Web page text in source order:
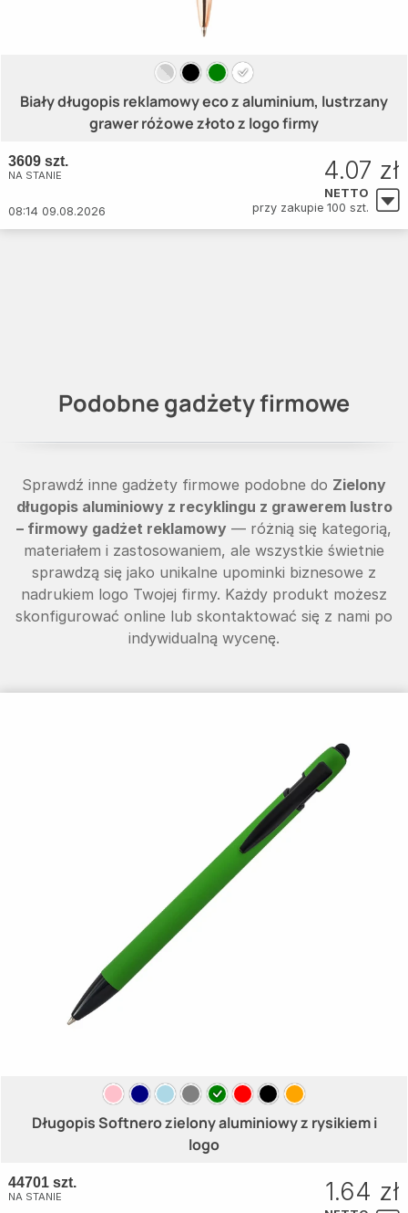
Biały długopis reklamowy eco z aluminium, lustrzany
grawer różowe złoto z logo firmy
3609 szt.
NA STANIE
08:14 09.08.2026
4.07 zł
NETTO
przy zakupie 100 szt.
Podobne gadżety firmowe
Sprawdź inne gadżety firmowe podobne do Zielony
długopis aluminiowy z recyklingu z grawerem lustro
– firmowy gadżet reklamowy — różnią się kategorią,
materiałem i zastosowaniem, ale wszystkie świetnie
sprawdzą się jako unikalne upominki biznesowe z
nadrukiem logo Twojej firmy. Każdy produkt możesz
skonfigurować online lub skontaktować się z nami po
indywidualną wycenę.
Długopis Softnero zielony aluminiowy z rysikiem i
logo
44701 szt.
NA STANIE 1.64 zł